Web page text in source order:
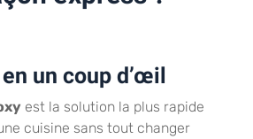
en un coup d’œil
est la solution la plus rapide
cuisine sans tout changer